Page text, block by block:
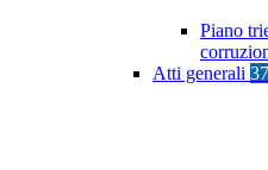
Piano
Atti generali 37